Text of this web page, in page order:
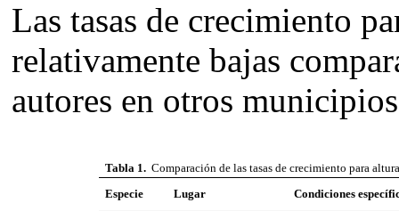
Las tasas de crecimiento
relativamente bajas
autores en otros
Tabla 1. Comparación de las tasas de crecimiento para
Especie
Lugar Condiciones